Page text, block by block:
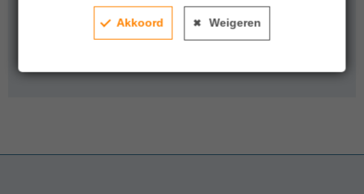
Akkoord Weigeren
Meer informatie?